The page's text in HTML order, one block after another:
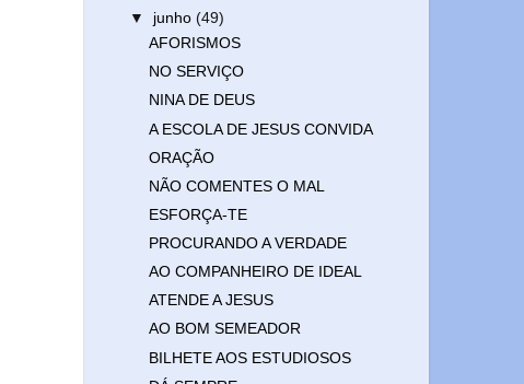
▼ junho(49)
AFORISMOS
NO SERVIÇO
NINA DE DEUS
A ESCOLA DE JESUS CONVIDA
ORAÇÃO
NÃO COMENTES O MAL
ESFORÇA-TE
PROCURANDO A VERDADE
AO COMPANHEIRO DE IDEAL
ATENDE A JESUS
AO BOM SEMEADOR
BILHETE AOS ESTUDIOSOS